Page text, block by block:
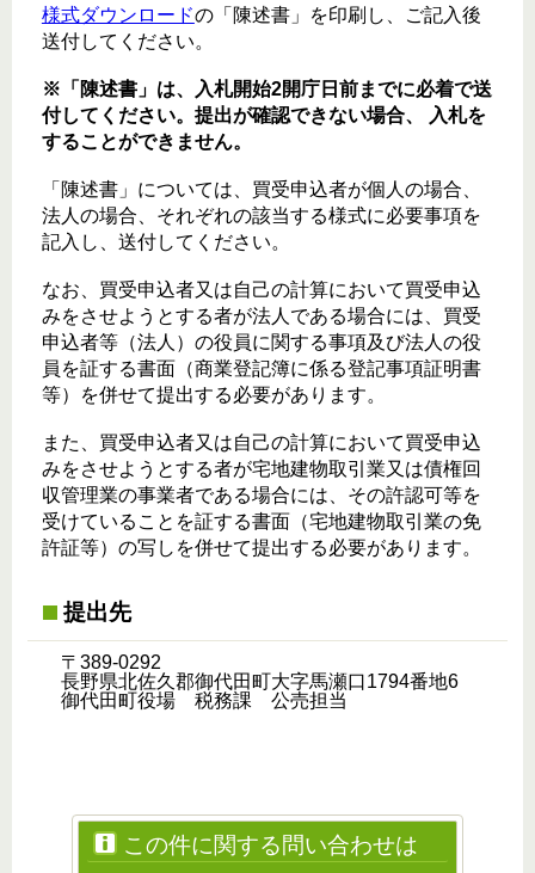
様式ダウンロードの「陳述書」を印刷し、ご記入後
送付してください。
※「陳述書」は、入札開始2開庁日前までに必着で送
付してください。提出が確認できない場合、
入札を
することができません。
「陳述書」については、買受申込者が個人の場合、
法人の場合、それぞれの該当する様式に必要事項を
記入し、送付してください。
なお、買受申込者又は自己の計算において買受申込
みをさせようとする者が法人である場合には、買受
申込者等（法人）の役員に関する事項及び法人の役
員を証する書面（商業登記簿に係る登記事項証明書
等）を併せて提出する必要があります。
また、買受申込者又は自己の計算において買受申込
みをさせようとする者が宅地建物取引業又は債権回
収管理業の事業者である場合には、その許認可等を
受けていることを証する書面（宅地建物取引業の免
許証等）の写しを併せて提出する必要があります。
提出先
〒389-0292
長野県北佐久郡御代田町大字馬瀬口1794番地6
御代田町役場 税務課 公売担当
この件に関する問い合わせは